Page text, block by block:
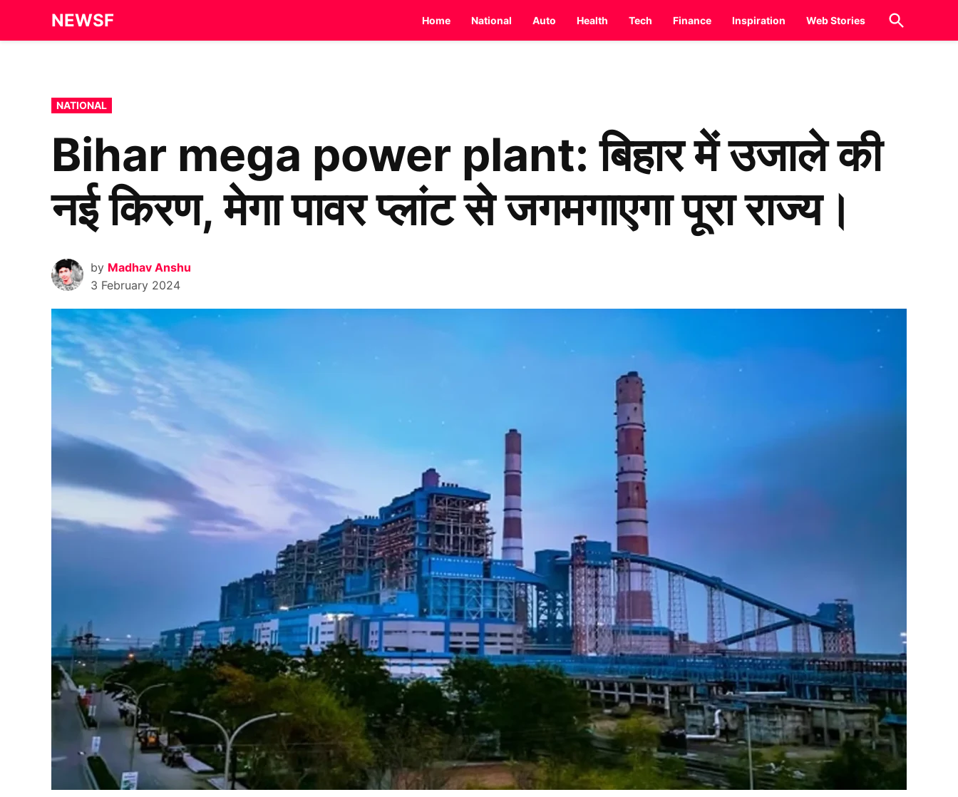
NEWSF Home National Auto Health Tech Finance Inspiration Web Stories
Open
Search
POSTED
IN
NATIONAL
Bihar mega power plant: बिहार में उजाले की
नई किरण, मेगा पावर प्लांट से जगमगाएगा पूरा राज्य।
by Madhav Anshu
3 February 2024